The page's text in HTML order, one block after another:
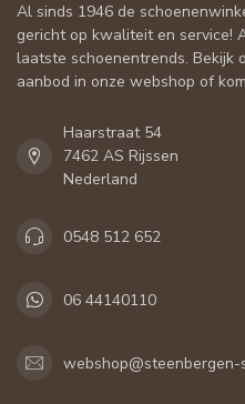
Al sinds 1946 de
gericht op kwaliteit en service!
laatste schoenentrends. Bekijk
aanbod in onze webshop of
Haarstraat 54
7462 AS Rijssen
Nederland
0548 512 652
06 44140110
webshop@steenbergen-